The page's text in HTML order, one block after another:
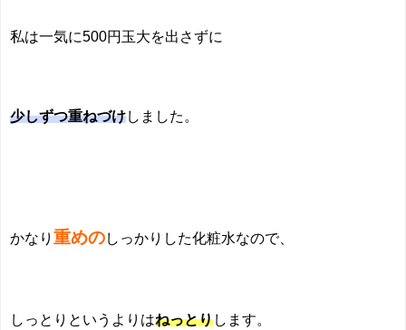
私は一気に500円玉大を出さずに
少しずつ重ねづけしました。
かなり 重めのしっかりした化粧水なので、
しっとりというよりはねっとりします。